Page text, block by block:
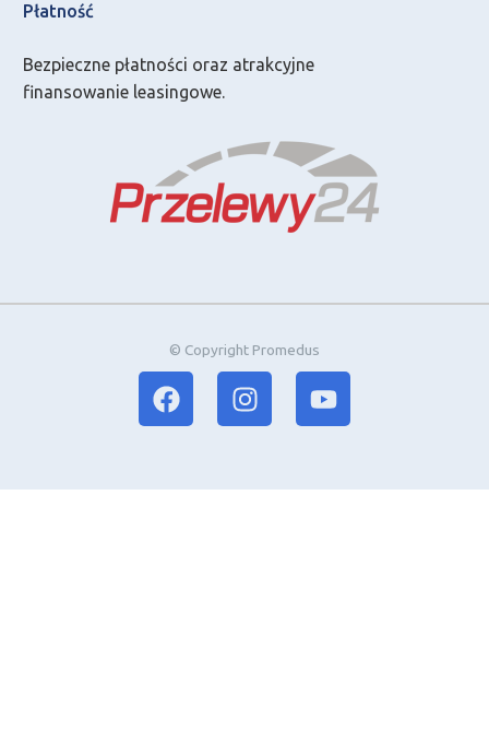
Płatność
Bezpieczne płatności oraz atrakcyjne
finansowanie leasingowe.
© Copyright Promedus